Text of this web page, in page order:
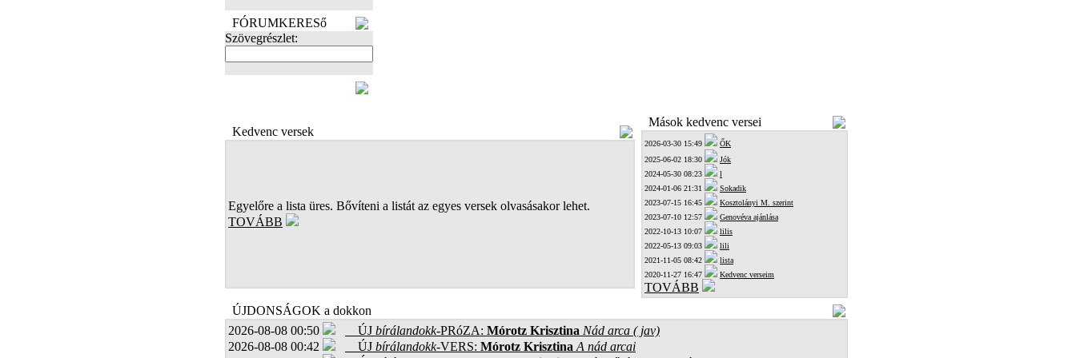
FÓRUMKERESő
Szövegrészlet:
Kedvenc versek
Egyelőre a lista üres. Bővíteni a listát az egyes versek olvasásakor lehet.
TOVÁBB
Mások kedvenc versei
2026-03-30 15:49
ŐK
2025-06-02 18:30
Jók
2024-05-30 08:23
l
2024-01-06 21:31
Sokadik
2023-07-15 16:45
Kosztolányi M. szerint
2023-07-10 12:57
Genovéva ajánlása
2022-10-13 10:07
lilis
2022-05-13 09:03
lili
2021-11-05 08:42
lista
2020-11-27 16:47
Kedvenc verseim
TOVÁBB
ÚJDONSÁGOK a dokkon
2026-08-08 00:50
ÚJ bírálandokk-PRóZA: Mórotz Krisztina Nád arca ( jav)
2026-08-08 00:42
ÚJ bírálandokk-VERS: Mórotz Krisztina A nád arcai